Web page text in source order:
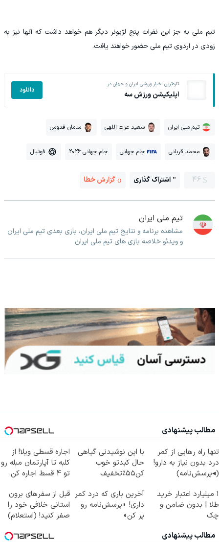
تیم ملی به جز این نفرات پنج لژیونر دیگر هم خواهد داشت که آنها نیز به
زودی در اردوی تیم ملی حضور خواهند یافت.
تازه‌ترین اخبار ورزشی ایران و جهان در
اپلیکیشن ورزش سه دانلود
تیم ملی ایران سعید عزت اللهی سامان قدوس
محمد قربانی جام جهانی جام جهانی 2026 فوتبال
46 اشتراک گذاری گزارش خطا
تیم ملی ایران
مشاهده برنامه و نتایج تیم ملی ایران، بازی بعدی تیم ملی ایران
و ویدئو خلاصه بازی های تیم ملی ایران
مطالب پیشنهادی
تنها راه رهایی از کمر
درد بدون نیاز به دارو!
(◂پرسش‌نامه)
با این نوشیدنی گیاهی
حال کبدتو خوب
کن۵۵٪تخفیف
اجاره‌ قسطی ویلا! از
کلبه تا آپارتمان مبله رو
تو 4 قسط اجاره کن.
۱ میلیارد اعتبار خرید
طلا | بدون ضامن و
چک
آخرین باری که درد کمر
داری! ◗پرسش‌نامه رو
پر کن◖
قبل از سفرهای برون
استانی خلافی خود را
صفر کنید! (استعلام)
مطالب پیشنهادی